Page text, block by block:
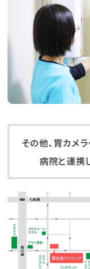
その他、胃カメ
病院と連携